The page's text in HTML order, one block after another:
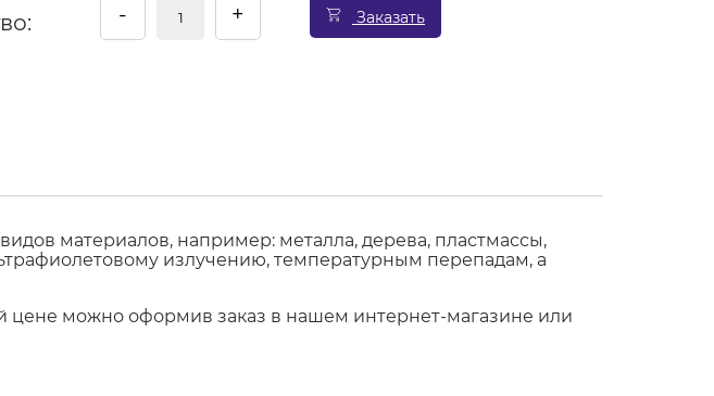
- + Заказать
материалов, например: металла, дерева, пластмассы,
излучению, температурным перепадам, а
цене можно оформив заказ в нашем интернет-магазине или